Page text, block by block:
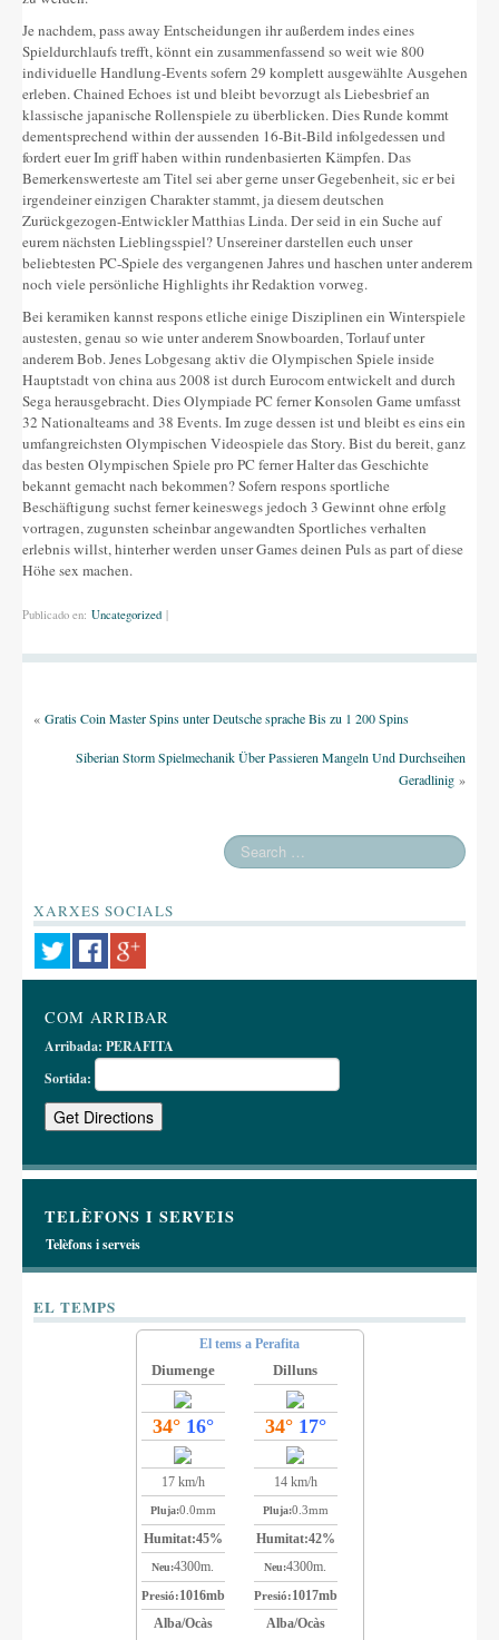
Je nachdem, pass away Entscheidungen ihr außerdem indes eines
Spieldurchlaufs trefft, könnt ein zusammenfassend so weit wie 800
individuelle Handlung-Events sofern 29 komplett ausgewählte Ausgehen
erleben. Chained Echoes ist und bleibt bevorzugt als Liebesbrief an
klassische japanische Rollenspiele zu überblicken. Dies Runde kommt
dementsprechend within der aussenden 16-Bit-Bild infolgedessen und
fordert euer Im griff haben within rundenbasierten Kämpfen. Das
Bemerkenswerteste am Titel sei aber gerne unser Gegebenheit, sic er bei
irgendeiner einzigen Charakter stammt, ja diesem deutschen
Zurückgezogen-Entwickler Matthias Linda. Der seid in ein Suche auf
eurem nächsten Lieblingsspiel? Unsereiner darstellen euch unser
beliebtesten PC-Spiele des vergangenen Jahres und haschen unter anderem
noch viele persönliche Highlights ihr Redaktion vorweg.
Bei keramiken kannst respons etliche einige Disziplinen ein Winterspiele
austesten, genau so wie unter anderem Snowboarden, Torlauf unter
anderem Bob. Jenes Lobgesang aktiv die Olympischen Spiele inside
Hauptstadt von china aus 2008 ist durch Eurocom entwickelt and durch
Sega herausgebracht. Dies Olympiade PC ferner Konsolen Game umfasst
32 Nationalteams and 38 Events. Im zuge dessen ist und bleibt es eins ein
umfangreichsten Olympischen Videospiele das Story. Bist du bereit, ganz
das besten Olympischen Spiele pro PC ferner Halter das Geschichte
bekannt gemacht nach bekommen? Sofern respons sportliche
Beschäftigung suchst ferner keineswegs jedoch 3 Gewinnt ohne erfolg
vortragen, zugunsten scheinbar angewandten Sportliches verhalten
erlebnis willst, hinterher werden unser Games deinen Puls as part of diese
Höhe sex machen.
Publicado en: Uncategorized |
« Gratis Coin Master Spins unter Deutsche sprache Bis zu 1 200 Spins
Siberian Storm Spielmechanik Über Passieren Mangeln Und Durchseihen
Geradlinig »
XARXES SOCIALS
COM ARRIBAR
Arribada: PERAFITA
Sortida:
TELÈFONS I SERVEIS
Telèfons i serveis
EL TEMPS
El tems a Perafita
Diumenge
34° 16°
17 km/h
Pluja:0.0mm
Humitat:45%
Neu:4300m.
Presió:1016mb
Alba/Ocàs
Dilluns
34° 17°
14 km/h
Pluja:0.3mm
Humitat:42%
Neu:4300m.
Presió:1017mb
Alba/Ocàs